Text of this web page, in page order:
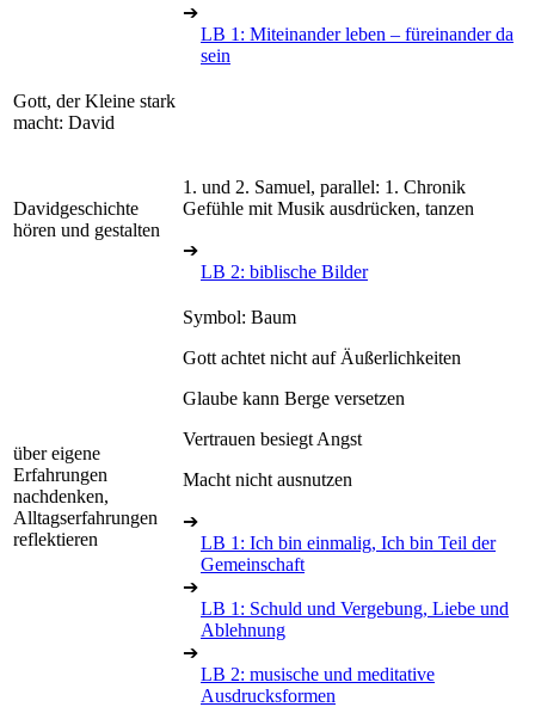
➔
LB 1: Miteinander leben – füreinander da
sein
Gott, der Kleine stark
macht: David
Davidgeschichte
hören und gestalten
1. und 2. Samuel, parallel: 1. Chronik
Gefühle mit Musik ausdrücken, tanzen
➔
LB 2: biblische Bilder
über eigene
Erfahrungen
nachdenken,
Alltagserfahrungen
reflektieren
Symbol: Baum
Gott achtet nicht auf Äußerlichkeiten
Glaube kann Berge versetzen
Vertrauen besiegt Angst
Macht nicht ausnutzen
➔
LB 1: Ich bin einmalig, Ich bin Teil der
Gemeinschaft
➔
LB 1: Schuld und Vergebung, Liebe und
Ablehnung
➔
LB 2: musische und meditative
Ausdrucksformen